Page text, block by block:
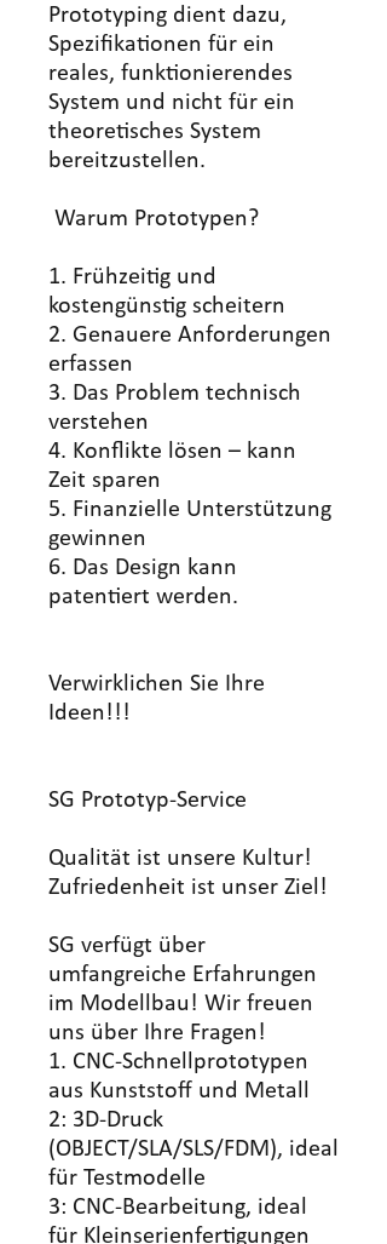
Prototyping dient dazu,
Spezifikationen für ein
reales, funktionierendes
System und nicht für ein
theoretisches System
bereitzustellen.
Warum Prototypen?
1. Frühzeitig und
kostengünstig scheitern
2. Genauere Anforderungen
erfassen
3. Das Problem technisch
verstehen
4. Konflikte lösen – kann
Zeit sparen
5. Finanzielle Unterstützung
gewinnen
6. Das Design kann
patentiert werden.
Verwirklichen Sie Ihre
Ideen!!!
SG Prototyp-Service
Qualität ist unsere Kultur!
Zufriedenheit ist unser Ziel!
SG verfügt über
umfangreiche Erfahrungen
im Modellbau! Wir freuen
uns über Ihre Fragen!
1. CNC-Schnellprototypen
aus Kunststoff und Metall
2: 3D-Druck
(OBJECT/SLA/SLS/FDM), ideal
für Testmodelle
3: CNC-Bearbeitung, ideal
für Kleinserienfertigungen